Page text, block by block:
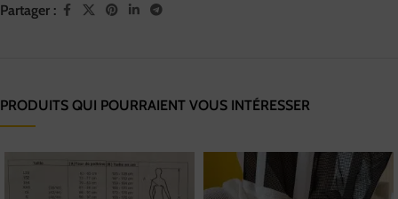
Partager :
PRODUITS QUI POURRAIENT VOUS INTÉRESSER